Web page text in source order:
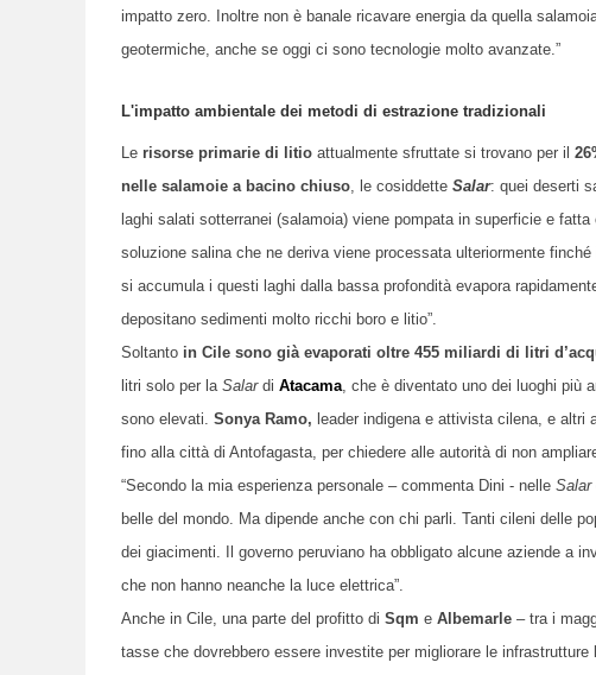
impatto zero.
noltre non è banale ricavare energia da quella
geotermiche, anche se oggi ci sono tecnologie molto avanzate.”
L'impatto ambientale dei metodi di estrazione tradizionali
Le risorse primarie di litio attualmente sfruttate si trovano per il
nelle salamoie a bacino chiuso, le cosiddette Salar: quei deserti
laghi salati sotterranei (salamoia) viene pompata in superficie e
soluzione salina che ne deriva viene processata ulteriormente
si accumula i questi laghi dalla bassa profondità evapora
depositano sedimenti molto ricchi boro e litio”.
Soltanto in Cile sono già evaporati oltre 455 miliardi di litri
litri solo per la Salardi Atacama, che è diventato uno dei luoghi più
sono elevati. Sonya Ramo, leader indigena e attivista cilena, e altri
fino alla città di Antofagasta, per chiedere al le autorità di non
“Secondo la mia esperienza personale – commenta Dini - nelle Salar
belle del mondo. Ma dipende anche con chi parli. Tanti cileni delle
dei giacimenti. Il governo peruviano ha obbligato alcune aziende a
che non hanno neanche la luce elettrica”.
Anche in Cile, una parte del profitto di Sqm e Albemarle – tra i
tasse che dovrebbero essere investite per migliorare le